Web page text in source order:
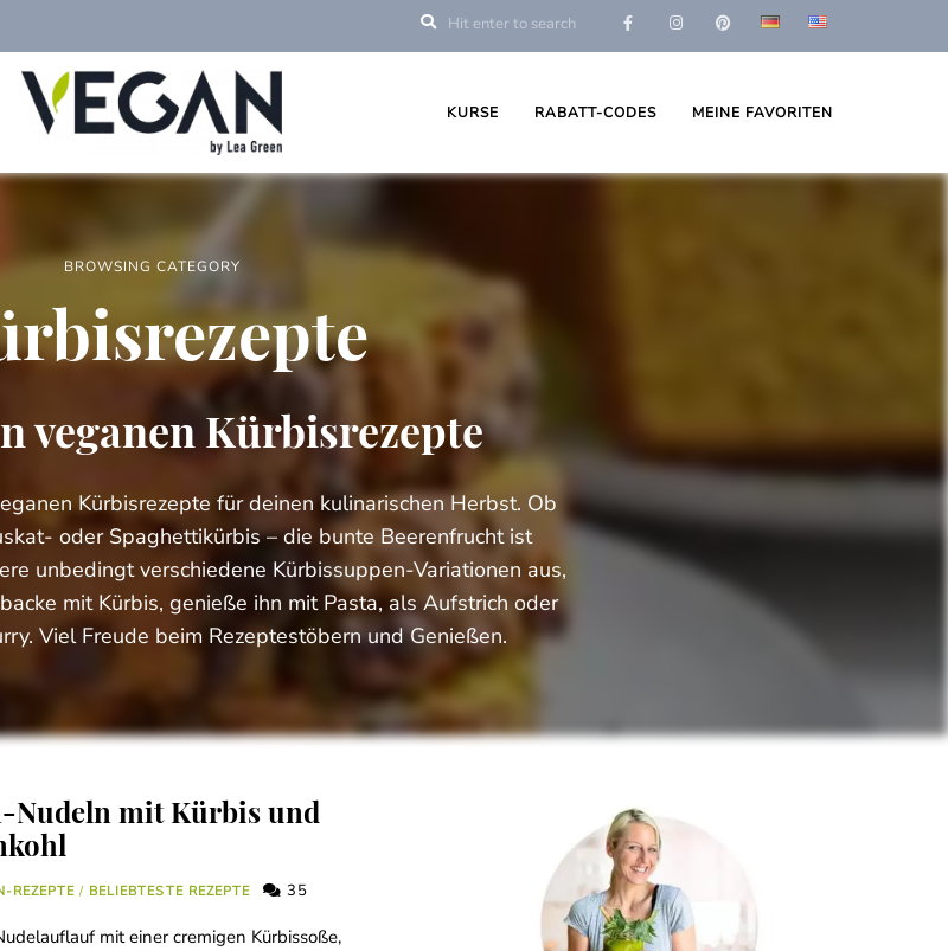
veggies
Foodblog
saisonales
Lifestyle
KURSE RABATT-CODES MEINE FAVORITEN
BROWSING CATEGORY
veganen Kürbisrezepte
Kürbisrezepte für deinen kulinarischen Herbst. Ob
oder Spaghettikürbis – die bunte Beerenfrucht ist
unbedingt verschiedene Kürbissuppen-Variationen aus,
mit Kürbis, genieße ihn mit Pasta, als Aufstrich oder
Viel Freude beim Rezeptestöbern und Genießen.
Nudeln mit Kürbis und
REZEPTE / BELIEBTESTE REZEPTE 35
mit einer cremigen Kürbissoße,